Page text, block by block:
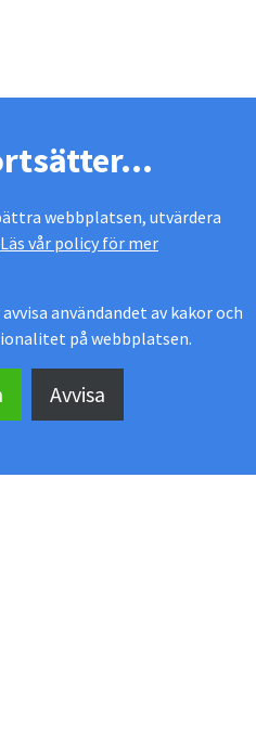
webbplatsen, utvärdera
Läs vår policy för mer
användandet av kakor och
på webbplatsen.
Avvisa